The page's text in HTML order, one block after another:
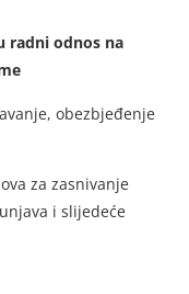
radni odnos na
obezbjeđenje
za zasnivanje
i slijedeće